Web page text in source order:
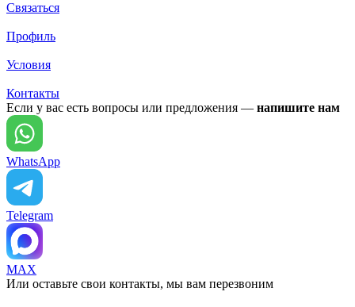
Связаться
Профиль
Условия
Контакты
Если у вас есть вопросы или предложения — напишите нам
WhatsApp
Telegram
MAX
Или оставьте свои контакты, мы вам перезвоним